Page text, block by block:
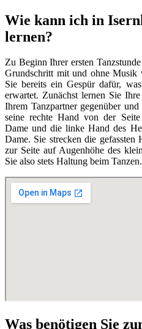
Wie kann ich in
lernen?
Zu Beginn Ihrer ersten
Grundschritt mit und ohne Musik
Sie bereits ein Gespür dafür,
erwartet. Zunächst lernen Sie
Ihrem Tanzpartner gegenüber
seine rechte Hand von der
Dame und die linke Hand des
Dame. Sie strecken die gefassten
zur Seite auf Augenhöhe des
Sie also stets Haltung beim Tanzen.
Was benötigen Sie